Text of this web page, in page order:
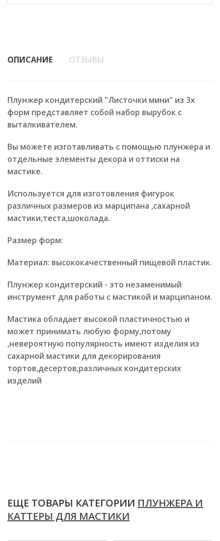
ОПИСАНИЕ ОТЗЫВЫ
Плунжер кондитерский "Листочки мини" из 3х
форм представляет собой набор вырубок с
выталкивателем.
Вы можете изготавливать с помощью плунжера и
отдельные элементы декора и оттиски на
мастике.
Используется для изготовления фигурок
различных размеров из марципана ,сахарной
мастики,теста,шоколада.
Размер форм:
Материал: высококачественный пищевой пластик.
Плунжер кондитерский - это незаменимый
инструмент для работы с мастикой и марципаном.
Мастика обладает высокой пластичностью и
может принимать любую форму,потому
,невероятную популярность имеют изделия из
сахарной мастики для декорирования
тортов,десертов,различных кондитерских
изделий
ЕЩЕ ТОВАРЫ КАТЕГОРИИ ПЛУНЖЕРА И
КАТТЕРЫ ДЛЯ МАСТИКИ